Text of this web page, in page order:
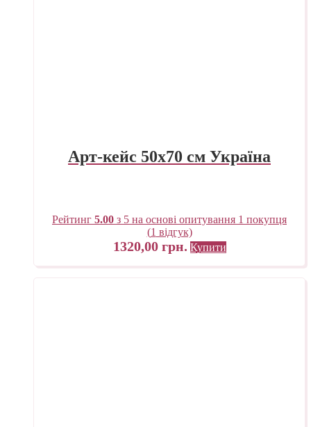
Арт-кейс 50х70 см Україна
Рейтинг 5.00 з 5 на основі опитування 1 покупця
(1 відгук)
1320,00 грн. Купити